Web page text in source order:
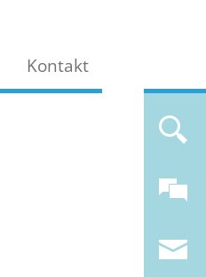
Kontakt